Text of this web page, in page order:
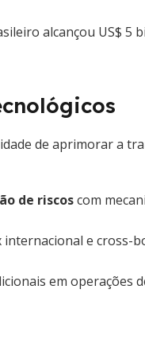
alcançou US$ 5
de aprimorar a
de riscoscom
e cross-
em operações